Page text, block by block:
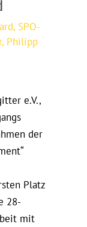
, SPO-
, Philipp
e.V.,
der
Platz
28-
mit